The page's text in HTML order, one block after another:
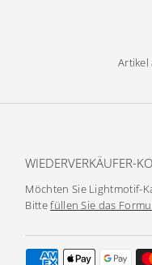
Artikel
WIEDERVERKÄUFER-
Möchten Sie Lightmotif-
Bittefüllen Sie das